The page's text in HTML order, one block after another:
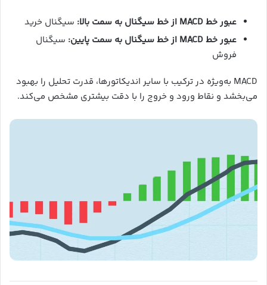
عبور خط MACD از خط سیگنال به سمت بالا:
سیگنال خرید
عبور خط MACD از خط سیگنال به سمت پایین:
سیگنال
فروش
MACD به‌ویژه در ترکیب با سایر اندیکاتورها، قدرت تحلیل را بهبود
می‌بخشد و نقاط ورود و خروج را با دقت بیشتری مشخص می‌کند.